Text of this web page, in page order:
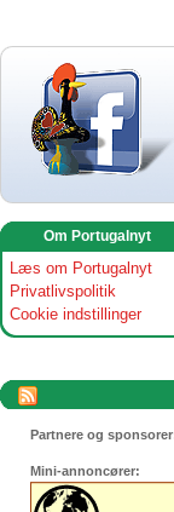
Om Portugalnyt
Læs om Portugalnyt
Privatlivspolitik
Cookie indstillinger
Partnere og
Mini-annoncører: